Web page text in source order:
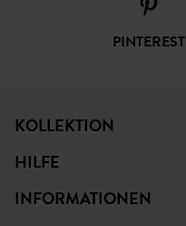
PINTEREST
KOLLEKTION
HILFE
INFORMATIONEN